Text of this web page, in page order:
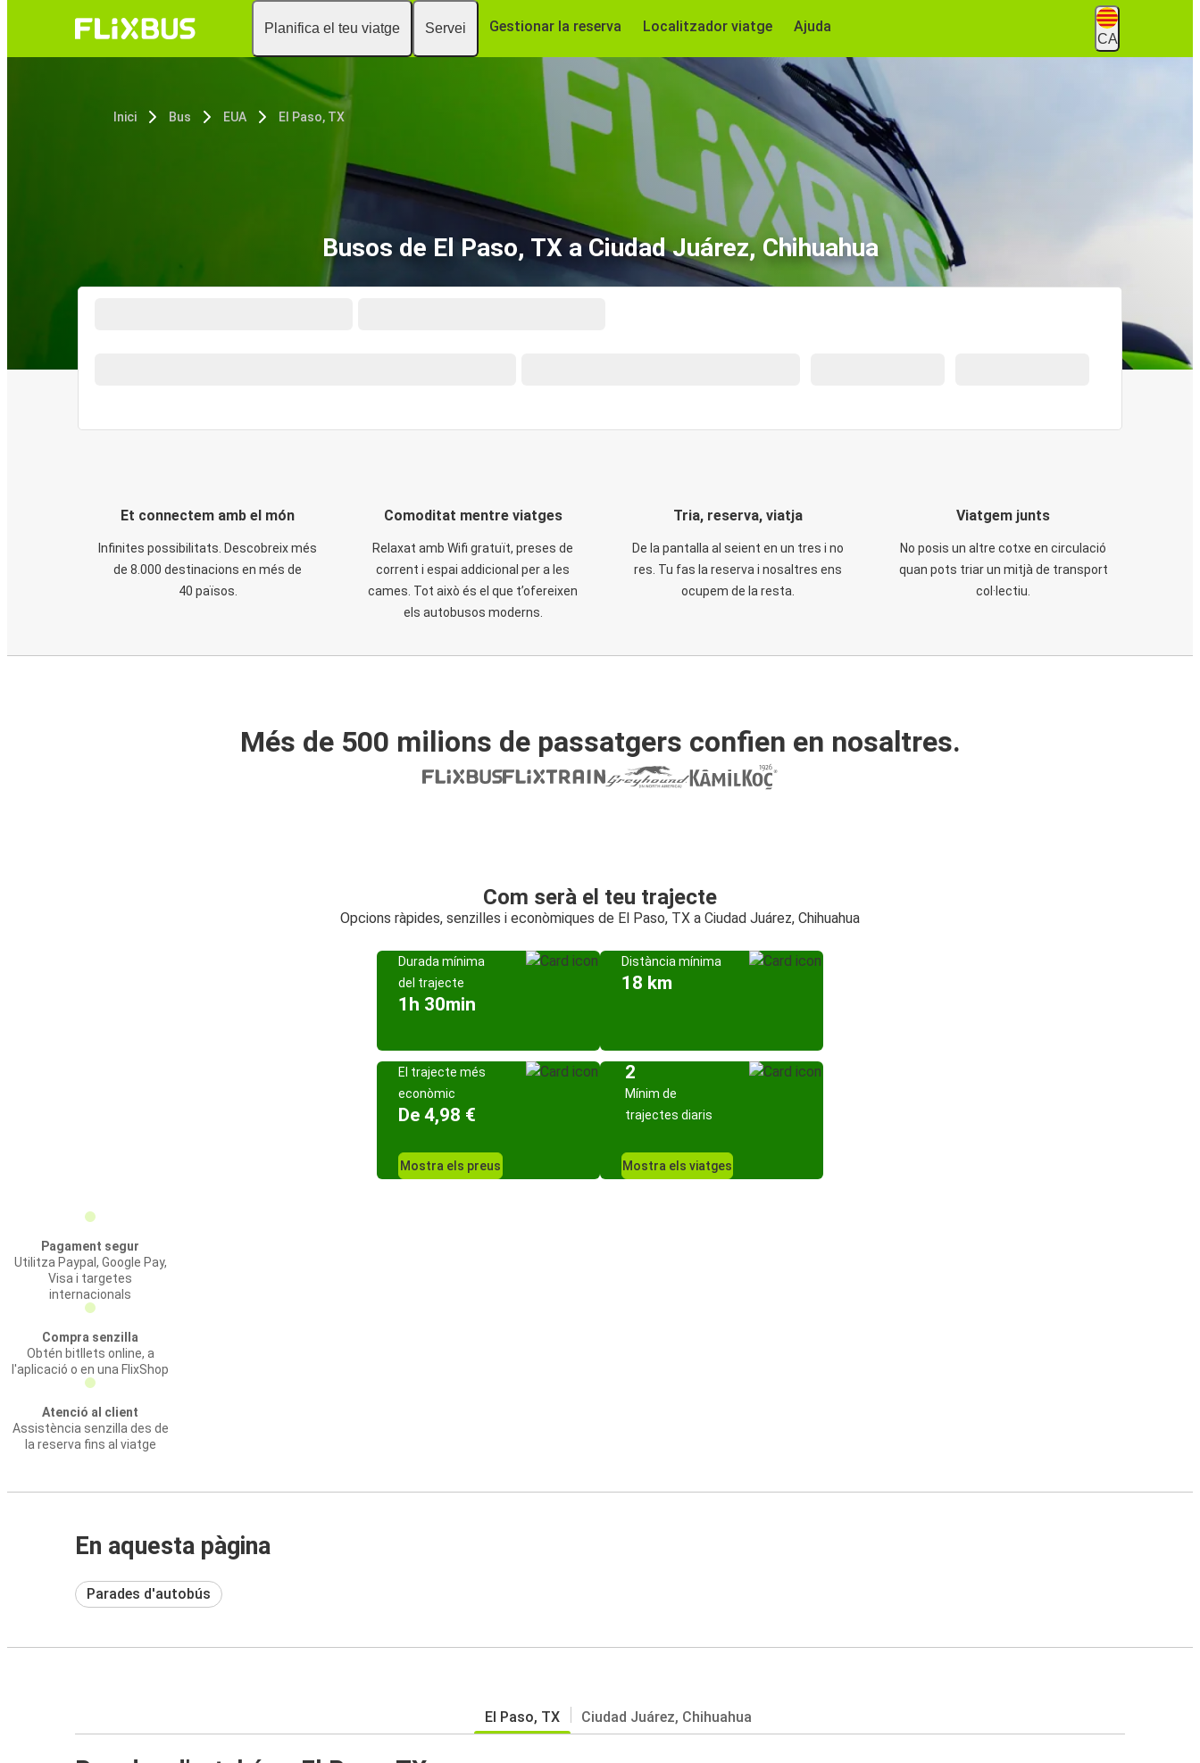
Planifica el teu viatge Servei Gestionar la reserva Localitzador viatge Ajuda
CA
Inici Bus EUA El Paso, TX
Busos de El Paso, TX a Ciudad Juárez, Chihuahua
Et connectem amb el món
Infinites possibilitats. Descobreix més
de 8.000 destinacions en més de
40 països.
Comoditat mentre viatges
Relaxat amb Wifi gratuït, preses de
corrent i espai addicional per a les
cames. Tot això és el que t’ofereixen
els autobusos moderns.
Tria, reserva, viatja
De la pantalla al seient en un tres i no
res. Tu fas la reserva i nosaltres ens
ocupem de la resta.
Viatgem junts
No posis un altre cotxe en circulació
quan pots triar un mitjà de transport
col·lectiu.
Més de 500 milions de passatgers confien en nosaltres.
Com serà el teu trajecte
Opcions ràpides, senzilles i econòmiques de El Paso, TX a Ciudad Juárez, Chihuahua
Durada mínima
del trajecte
1h 30min
Distància mínima
18 km
El trajecte més
econòmic
De 4,98 €
Mostra els preus
2
Mínim de
trajectes diaris
Mostra els viatges
Pagament segur
Utilitza Paypal, Google Pay,
Visa i targetes
internacionals
Compra senzilla
Obtén bitllets online, a
l'aplicació o en una FlixShop
Atenció al client
Assistència senzilla des de
la reserva fins al viatge
En aquesta pàgina
Parades d'autobús
El Paso, TX Ciudad Juárez, Chihuahua